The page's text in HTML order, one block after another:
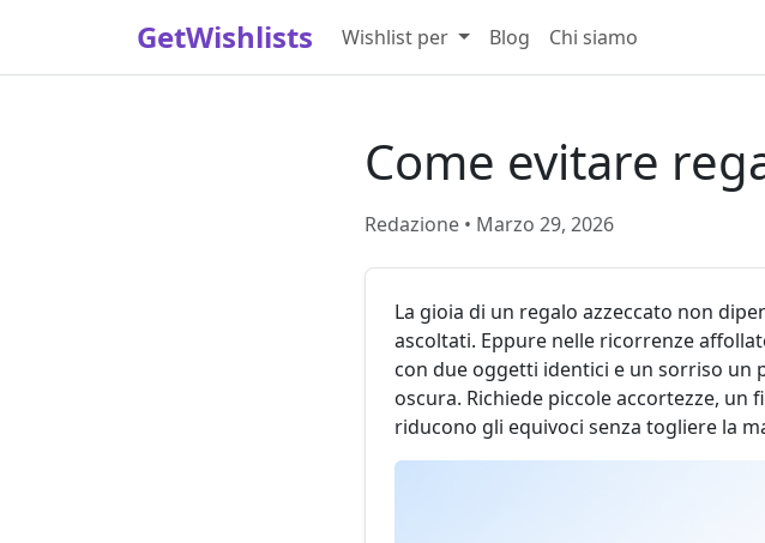
GetWishlists Wishlist per Blog Chi siamo
Come evitare
Redazione • Marzo 29, 2026
La gioia di un regalo azzeccato non
ascoltati. Eppure nelle ricorrenze
con due oggetti identici e un sorriso un
oscura. Richiede piccole accortezze,
riducono gli equivoci senza togliere la